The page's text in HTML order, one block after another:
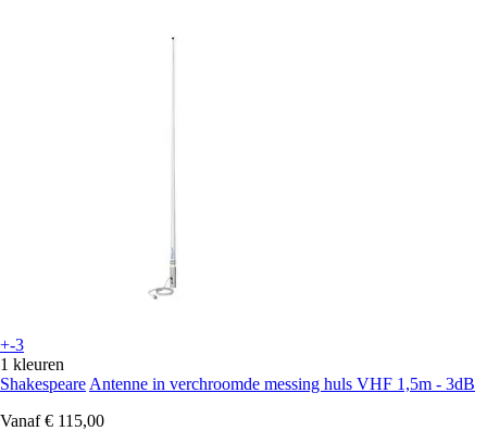
+-3
1 kleuren
Shakespeare Antenne in verchroomde messing huls VHF 1,5m - 3dB
Vanaf € 115,00